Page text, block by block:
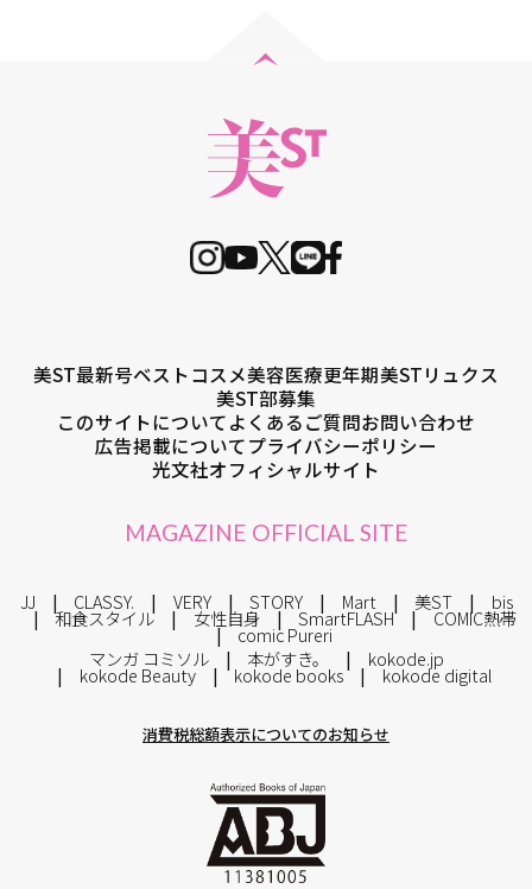
美ST最新号ベストコスメ美容医療更年期美STリュクス
美ST部募集
このサイトについてよくあるご質問お問い合わせ
広告掲載についてプライバシーポリシー
光文社オフィシャルサイト
MAGAZINE OFFICIAL SITE
JJ CLASSY. VERY STORY Mart 美ST bis
和食スタイル 女性自身 SmartFLASH COMIC熱帯
comic Pureri
マンガ コミソル
本がすき。 kokode.jp
kokode Beauty kokode books kokode digital
消費税総額表示についてのお知らせ